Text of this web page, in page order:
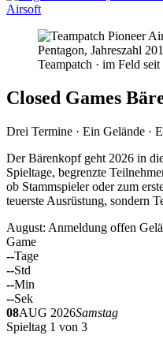
Teampatch · im Feld
Closed Games
Drei Termine · Ein Gelände ·
Der Bärenkopf geht 2026 in
Spieltage, begrenzte
ob Stammspieler oder zum
teuerste Ausrüstung, sondern
August: Anmeldung offen
Game
--Tage
--Std
--Min
--Sek
08AUG 2026Samstag
Spieltag 1 von 3